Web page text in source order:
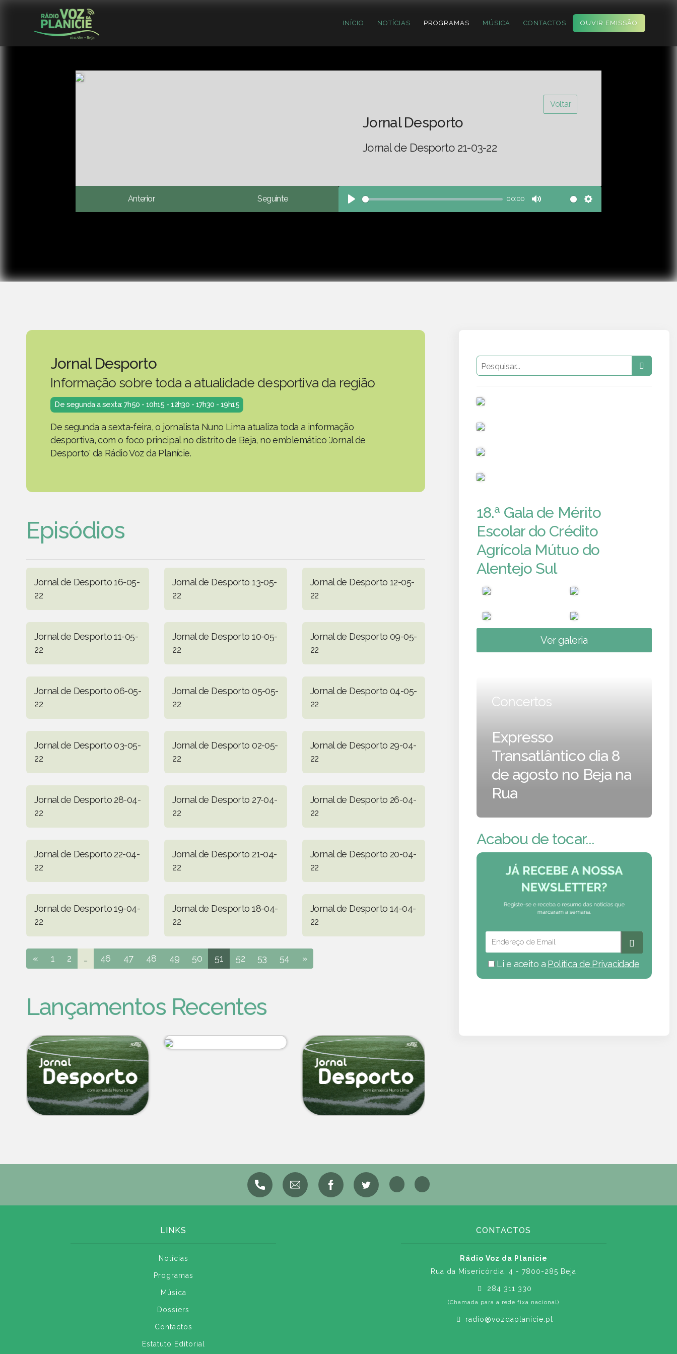
INÍCIO NOTÍCIAS PROGRAMAS MÚSICA CONTACTOS OUVIR EMISSÃO
Voltar
Jornal Desporto
Jornal de Desporto 21-03-22
Anterior Seguinte
Play
00:00
Mute Settings
Jornal Desporto
Informação sobre toda a atualidade desportiva da região
De segunda a sexta: 7h50 - 10h15 - 12h30 - 17h30 - 19h15
De segunda a sexta-feira, o jornalista Nuno Lima atualiza toda a informação
desportiva, com o foco principal no distrito de Beja, no emblemático 'Jornal de
Desporto' da Rádio Voz da Planície.
Episódios
Jornal de Desporto 16-05-
22
Jornal de Desporto 13-05-
22
Jornal de Desporto 12-05-
22
Jornal de Desporto 11-05-
22
Jornal de Desporto 10-05-
22
Jornal de Desporto 09-05-
22
Jornal de Desporto 06-05-
22
Jornal de Desporto 05-05-
22
Jornal de Desporto 04-05-
22
Jornal de Desporto 03-05-
22
Jornal de Desporto 02-05-
22
Jornal de Desporto 29-04-
22
Jornal de Desporto 28-04-
22
Jornal de Desporto 27-04-
22
Jornal de Desporto 26-04-
22
Jornal de Desporto 22-04-
22
Jornal de Desporto 21-04-
22
Jornal de Desporto 20-04-
22
Jornal de Desporto 19-04-
22
Jornal de Desporto 18-04-
22
Jornal de Desporto 14-04-
22
« 1 2 ... 46 47 48 49 50 51 52 53 54 »
Lançamentos Recentes
18.ª Gala de Mérito
Escolar do Crédito
Agrícola Mútuo do
Alentejo Sul
Ver galeria
Concertos
Expresso
Transatlântico dia 8
de agosto no Beja na
Rua
Acabou de tocar...
Li e aceito a Política de Privacidade
LINKS
Notícias
Programas
Música
Dossiers
Contactos
Estatuto Editorial
CONTACTOS
Rádio Voz da Planície
Rua da Misericórdia, 4 - 7800-285 Beja
284 311 330
(Chamada para a rede fixa nacional)
radio@vozdaplanicie.pt